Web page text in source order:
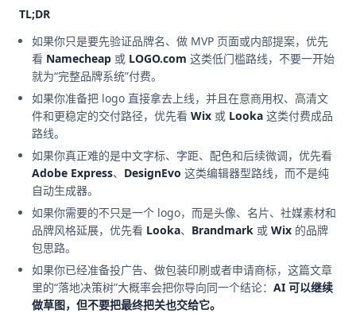
TL;DR
如果你只是要先验证品牌名、做 MVP 页面或内部提案，优先
看 Namecheap 或 LOGO.com 这类低门槛路线，不要一开始
就为“完整品牌系统”付费。
如果你准备把 logo 直接拿去上线，并且在意商用权、高清文
件和更稳定的交付路径，优先看 Wix 或 Looka 这类付费成品
路线。
如果你真正难的是中文字标、字距、配色和后续微调，优先看
Adobe Express、 DesignEvo 这类编辑器型路线，而不是纯
自动生成器。
如果你需要的不只是一个 logo，而是头像、名片、社媒素材和
品牌风格延展，优先看 Looka、 Brandmark 或 Wix 的品牌
包思路。
如果你已经准备投广告、做包装印刷或者申请商标，这篇文章
里的“落地决策树”大概率会把你导向同一个结论： AI 可以继续
做草图，但不要把最终把关也交给它。